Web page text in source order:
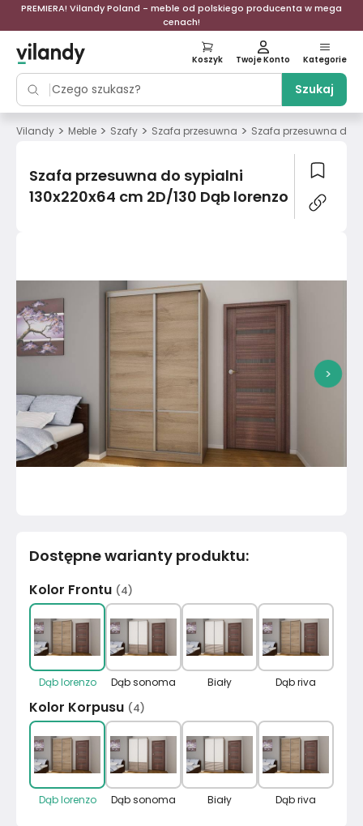
PREMIERA! Vilandy Poland - meble od polskiego producenta w mega
cenach!
Szukaj
Koszyk Twoje Konto Kategorie
Vilandy > Meble > Szafy > Szafa przesuwna > Szafa przesuwna do
Szafa przesuwna do sypialni
130x220x64 cm 2D/130 Dąb lorenzo
>
Dostępne warianty produktu:
Kolor Frontu (4)
Dąb lorenzo Dąb sonoma Biały Dąb riva
Kolor Korpusu (4)
Dąb lorenzo Dąb sonoma Biały Dąb riva